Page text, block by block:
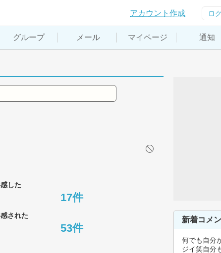
アカウント作成 ロ
グループ メール マイページ 通知
した
17件
された
53件
新着コメ
何でも自分
ジイ笑自分